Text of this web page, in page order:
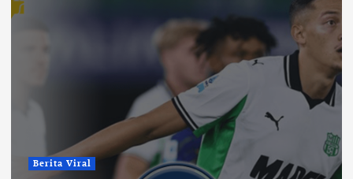
Berita Viral